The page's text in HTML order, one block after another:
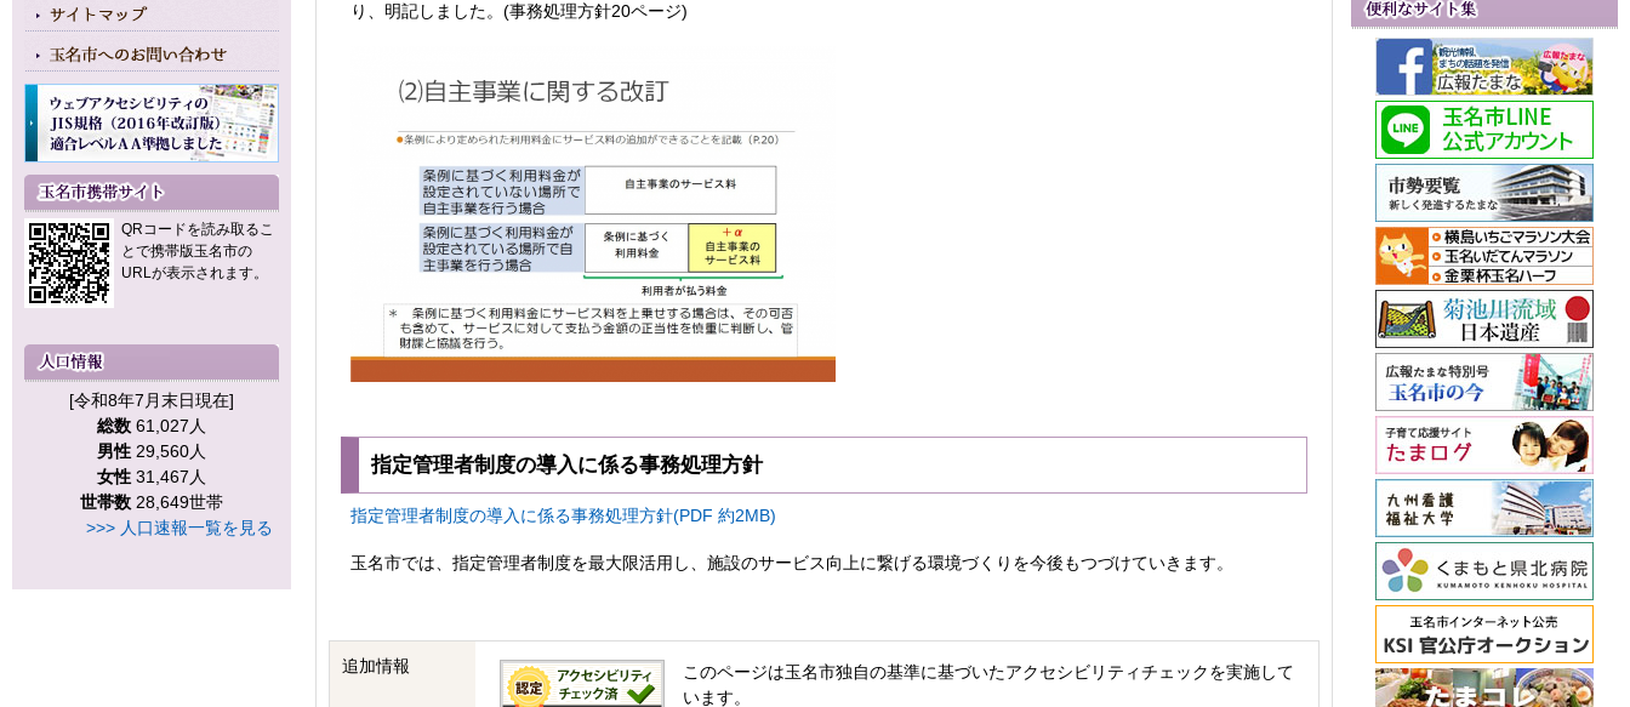
QRコードを読み取るこ
とで携帯版玉名市の
URLが表示されます。
[令和8年7月末日現在]
総数 61,027人
男性 29,560人
女性 31,467人
世帯数 28,649世帯
>>> 人口速報一覧を見る
り、明記しました。(事務処理方針20ページ)
指定管理者制度の導入に係る事務処理方針
指定管理者制度の導入に係る事務処理方針(PDF 約2MB)
玉名市では、指定管理者制度を最大限活用し、施設のサービス向上に繋げる環境づくりを今後もつづけていきます。
追加情報
このページは玉名市独自の基準に基づいたアクセシビリティチェックを実施して
います。